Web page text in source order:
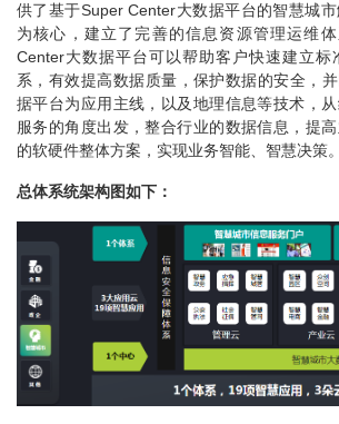
供了基于Super Center大数据平台的智慧城
为核心，建立了完善的信息资源管理运维
Center大数据平台可以帮助客户快速建立标
系，有效提高数据质量，保护数据的安全，
据平台为应用主线，以及地理信息等技术，从
服务的角度出发，整合行业的数据信息，提
的软硬件整体方案，实现业务智能、智慧决策。
总体系统架构图如下：